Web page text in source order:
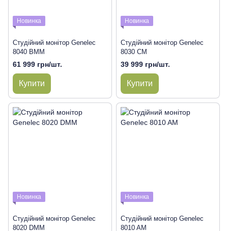
Новинка
Студійний монітор Genelec
8040 BMM
61 999 грн/шт.
Купити
Новинка
Студійний монітор Genelec
8030 CM
39 999 грн/шт.
Купити
Новинка
Студійний монітор Genelec
8020 DMM
Новинка
Студійний монітор Genelec
8010 AM